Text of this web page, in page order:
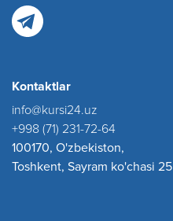
Kontaktlar
info@kursi24.uz
+998 (71) 231-72-64
100170, O'zbekiston,
Toshkent, Sayram ko'chasi 25